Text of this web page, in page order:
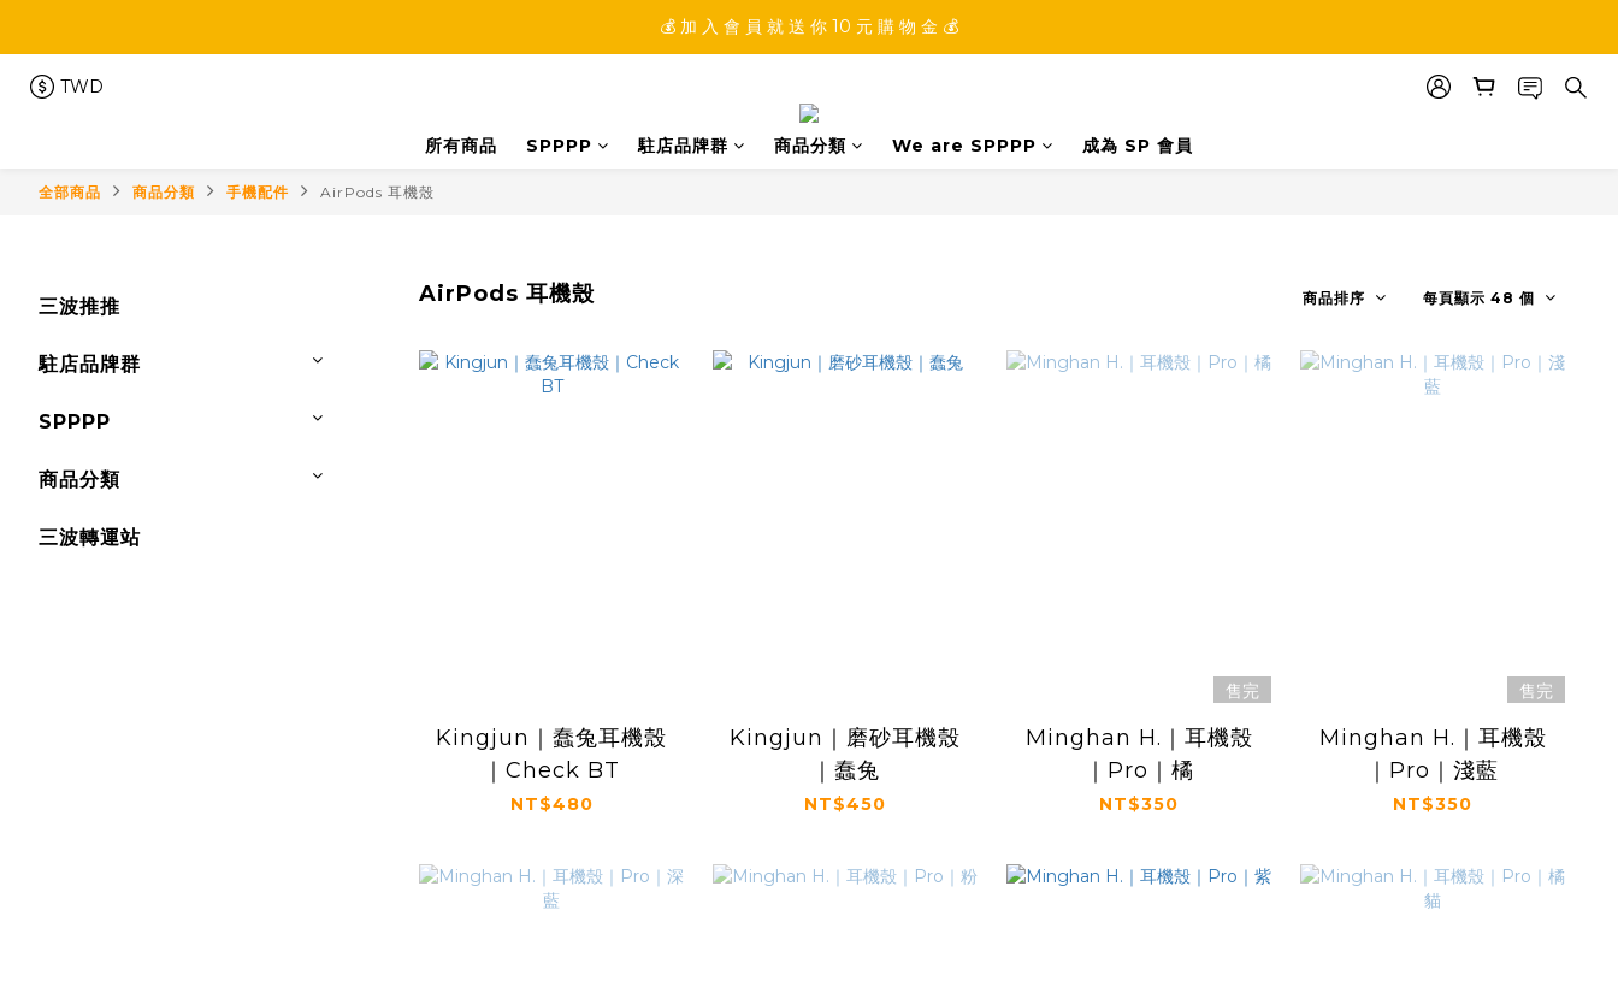
💰 加 入 會 員 就 送 你 10 元 購 物 金 💰
💰 加 入 會 員 就 送 你 10 元 購 物 金 💰
💰 加 入 會 員 就 送 你 10 元 購 物 金 💰
TWD
所有商品 SPPPP 駐店品牌群 商品分類 We are SPPPP 成為 SP 會員
全部商品 商品分類 手機配件 AirPods 耳機殼
三波推推
駐店品牌群
SPPPP
商品分類
三波轉運站
AirPods 耳機殼 商品排序 每頁顯示 48 個
Kingjun｜蠢兔耳機殼
｜Check BT
NT$480
Kingjun｜磨砂耳機殼
｜蠢兔
NT$450
售完
Minghan H.｜耳機殼
｜Pro｜橘
NT$350
售完
Minghan H.｜耳機殼
｜Pro｜淺藍
NT$350